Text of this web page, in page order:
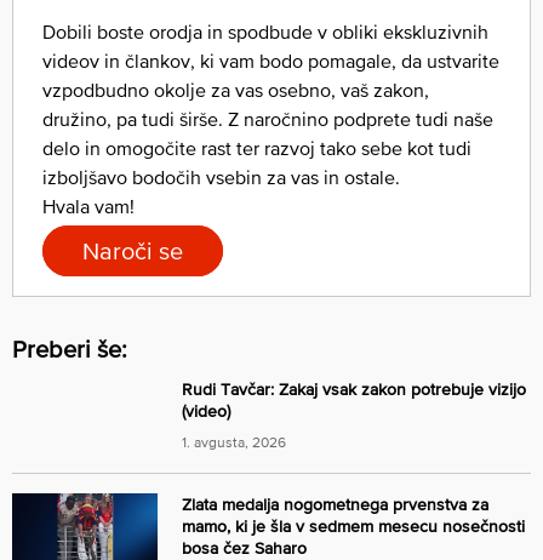
Dobili boste orodja in spodbude v obliki ekskluzivnih
videov in člankov, ki vam bodo pomagale, da ustvarite
vzpodbudno okolje za vas osebno, vaš zakon,
družino, pa tudi širše. Z naročnino podprete tudi naše
delo in omogočite rast ter razvoj tako sebe kot tudi
izboljšavo bodočih vsebin za vas in ostale.
Hvala vam!
Naroči se
Preberi še:
Rudi Tavčar: Zakaj vsak zakon potrebuje vizijo
(video)
1. avgusta, 2026
Zlata medalja nogometnega prvenstva za
mamo, ki je šla v sedmem mesecu nosečnosti
bosa čez Saharo